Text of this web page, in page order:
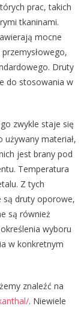
prac, takich
tkaninami.
mocne
Druty
do stosowania w
zwykle staje się
używany materiał,
jest brany pod
Temperatura
Z tych
są druty oporowe,
są również
wyboru
w konkretnym
znaleźć na
. Niewiele